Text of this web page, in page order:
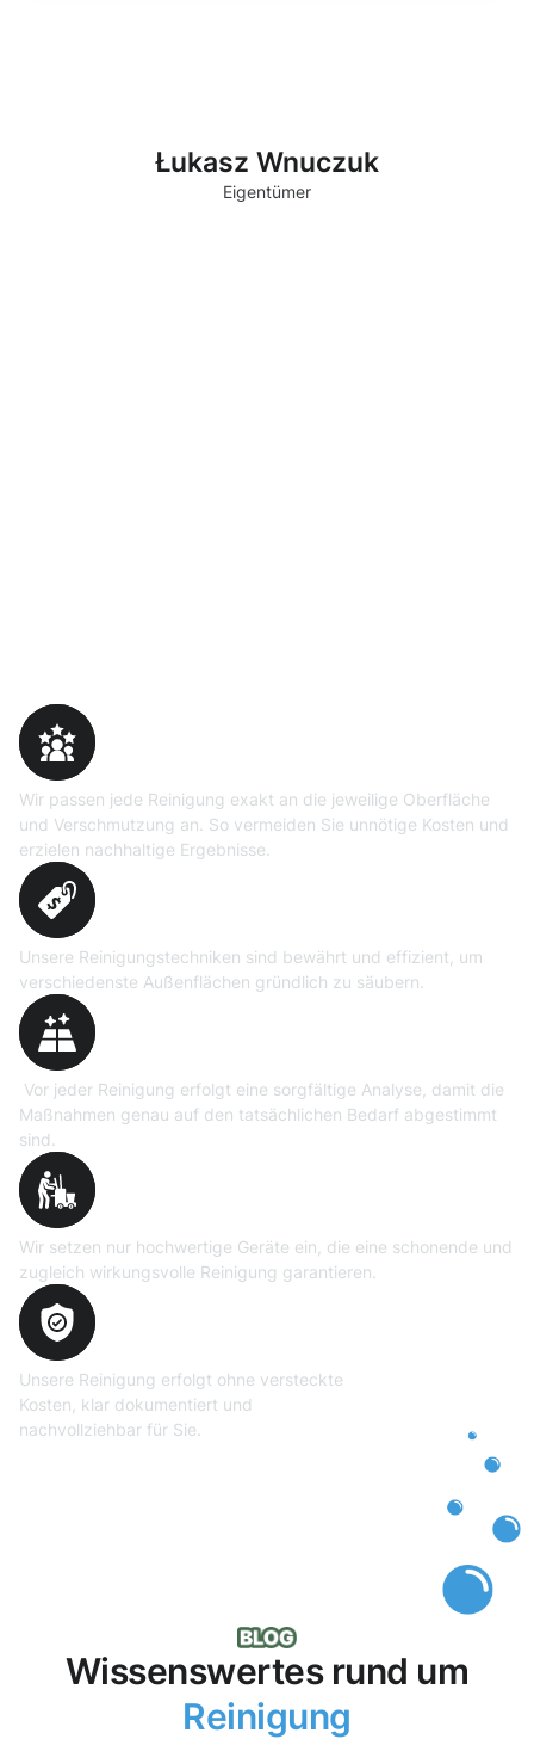
Wir passen jede Reinigung exakt an die jeweilige Oberfläche
und Verschmutzung an. So vermeiden Sie unnötige Kosten und
erzielen nachhaltige Ergebnisse.
Unsere Reinigungstechniken sind bewährt und effizient, um
verschiedenste Außenflächen gründlich zu säubern.
Łukasz Wnuczuk
Eigentümer
Vor jeder Reinigung erfolgt eine sorgfältige Analyse, damit die
Maßnahmen genau auf den tatsächlichen Bedarf abgestimmt
sind.
Wir setzen nur hochwertige Geräte ein, die eine schonende und
zugleich wirkungsvolle Reinigung garantieren.
Unsere Reinigung erfolgt ohne versteckte
Kosten, klar dokumentiert und
nachvollziehbar für Sie.
Wissenswertes rund um
Reinigung